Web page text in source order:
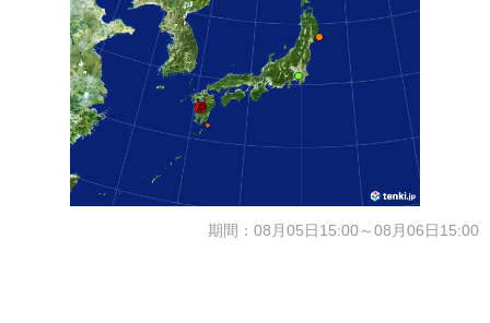
期間：08月05日15:00～08月06日15:00